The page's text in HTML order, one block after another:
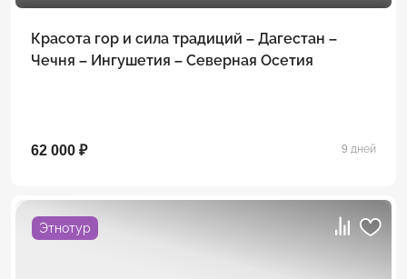
Красота гор и сила традиций – Дагестан –
Чечня – Ингушетия – Северная Осетия
62 000 ₽ 9 дней
Этнотур